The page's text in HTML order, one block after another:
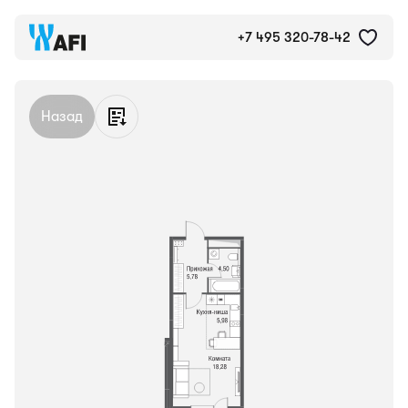
+7 495 320-78-42
Квартира №530, 37 м²
Назад